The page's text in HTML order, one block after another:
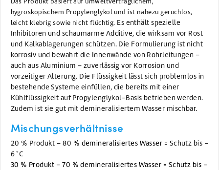
hygroskopischem Propylenglykol und ist nahezu geruchlos,
leicht klebrig sowie nicht flüchtig. Es enthält spezielle
Inhibitoren und schaumarme Additive, die wirksam vor Rost
und Kalkablagerungen schützen. Die Formulierung ist nicht
korrosiv und bewahrt die Innenwände von Rohrleitungen –
auch aus Aluminium – zuverlässig vor Korrosion und
vorzeitiger Alterung. Die Flüssigkeit lässt sich problemlos in
bestehende Systeme einfüllen, die bereits mit einer
Kühlflüssigkeit auf Propylenglykol-Basis betrieben werden.
Zudem ist sie gut mit demineralisiertem Wasser mischbar.
Mischungsverhältnisse
20 % Produkt – 80 % demineralisiertes Wasser = Schutz bis –
6 °C
30 % Produkt – 70 % demineralisiertes Wasser = Schutz bis –